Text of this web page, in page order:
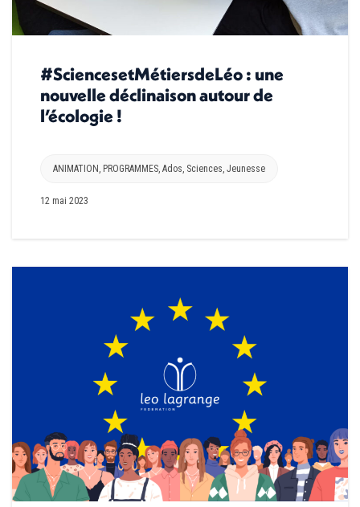
#SciencesetMétiersdeLéo : une
nouvelle déclinaison autour de
l’écologie !
ANIMATION PROGRAMMES Ados Sciences Jeunesse
12 mai 2023